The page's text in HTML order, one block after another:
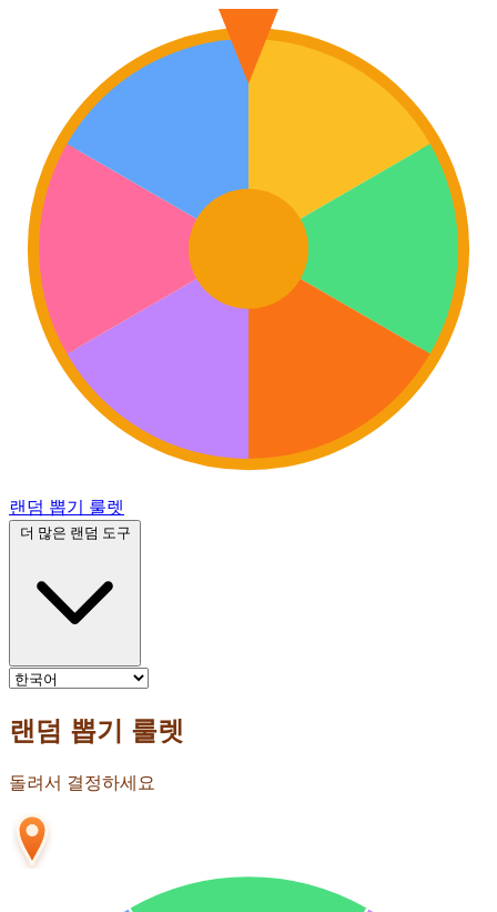
랜덤 뽑기 룰렛
랜덤 뽑기 룰렛
돌려서 결정하세요